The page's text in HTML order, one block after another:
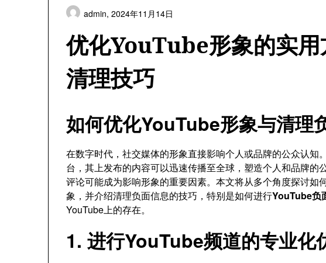
优化YouTube形象的实
清理技巧
admin, 2024年11月14日
如何优化YouTube形象与清理
在数字时代，社交媒体的形象直接影响个人或品牌的公众认知
台，其上发布的内容可以迅速传播至全球，塑造个人和品牌的
评论可能成为影响形象的重要因素。本文将从多个角度探讨如
象，并介绍清理负面信息的技巧，特别是如何进行YouTube负
YouTube上的存在。
1. 进行YouTube频道的专业化